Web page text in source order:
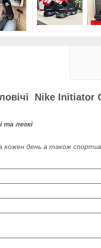
Nike Initiator
та легкі
кожен день а також